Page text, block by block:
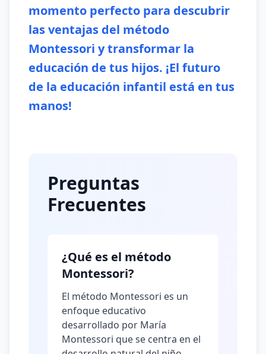
momento perfecto para descubrir
las ventajas del método
Montessori y transformar la
educación de tus hijos. ¡El futuro
de la educación infantil está en tus
manos!
Preguntas
Frecuentes
¿Qué es el método
Montessori?
El método Montessori es un
enfoque educativo
desarrollado por María
Montessori que se centra en el